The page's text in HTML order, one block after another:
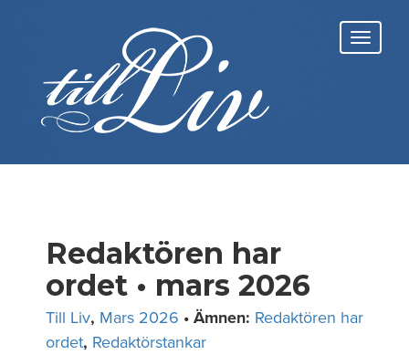
Redaktören har
ordet • mars 2026
Till Liv, Mars 2026 • Ämnen: Redaktören har
ordet, Redaktörstankar